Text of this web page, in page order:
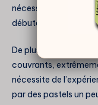
nécessitent un
débutants.
De plus, leur texture
couvrants,
nécessite de
par des pastels un